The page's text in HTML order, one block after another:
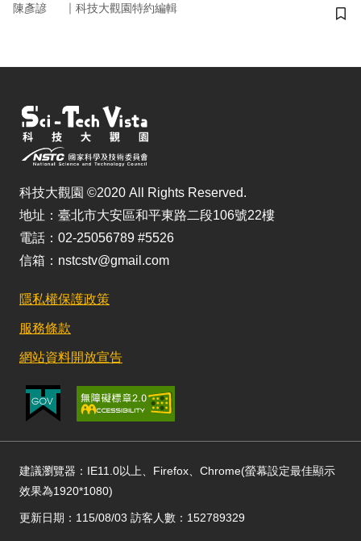
陳彥諺 ｜ 科技大觀園特約編輯
儲
科技大觀園 ©2020 All Rights Reserved.
地址：臺北市大安區和平東路二段106號22樓
電話：02-25056789 #5526
信箱：nstcstv@gmail.com
隱私權保護政策
服務條款
網站資料開放宣告
建議瀏覽器：IE11.0以上、Firefox、Chrome(螢幕設定最佳顯示
效果為1920*1080)
更新日期：115/08/03 訪客人數：152789329